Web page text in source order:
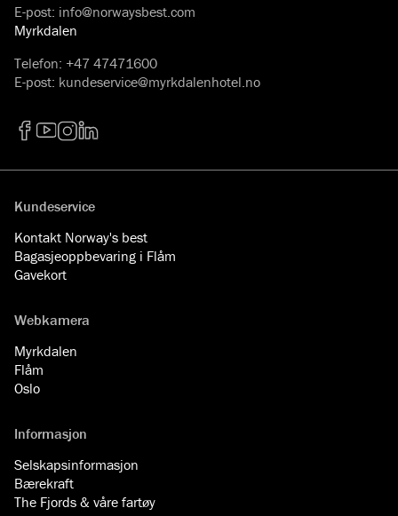
E-post: info@norwaysbest.com
Myrkdalen
Telefon: +47 47471600
E-post: kundeservice@myrkdalenhotel.no
Kundeservice
Kontakt Norway's best
Bagasjeoppbevaring i Flåm
Gavekort
Webkamera
Myrkdalen
Flåm
Oslo
Informasjon
Selskapsinformasjon
Bærekraft
The Fjords & våre fartøy